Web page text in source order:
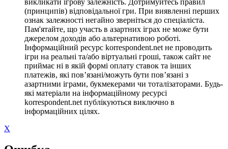
(принципів) відповідальної гри. При виявленні перших
ознак залежності негайно зверніться до спеціаліста.
Пам'ятайте, що участь в азартних іграх не може бути
джерелом доходів або альтернативою роботі.
Інформаційний ресурс korrespondent.net не проводить
ігри на реальні та/або віртуальні гроші, також сайт не
приймає ні в якій формі оплату ставок та інших
платежів, які пов’язані/можуть бути пов’язані з
азартними іграми, букмекерами чи тоталізаторами. Будь-
які матеріали на інформаційному ресурсі
korrespondent.net публікуються виключно в
інформаційних цілях.
X